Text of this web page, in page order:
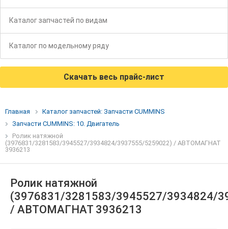
Каталог запчастей по видам
Каталог по модельному ряду
Скачать весь прайс-лист
Главная
Каталог запчастей: Запчасти CUMMINS
Запчасти CUMMINS: 10. Двигатель
Ролик натяжной
(3976831/3281583/3945527/3934824/3937555/5259022) / АВТОМАГНАТ
3936213
Ролик натяжной
(3976831/3281583/3945527/3934824/
/ АВТОМАГНАТ 3936213